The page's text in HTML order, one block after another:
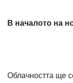
В началото на
Облачността ще